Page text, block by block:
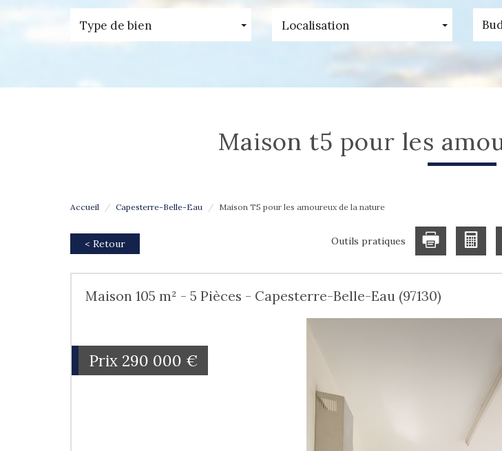
Type de bien Localisation
maison t5 pour les
Accueil Capesterre-Belle-Eau Maison T5 pour les amoureux de la nature
< Retour Outils pratiques
Maison 105 m² - 5 Pièces - Capesterre-Belle-Eau (97130)
Prix 290 000 €